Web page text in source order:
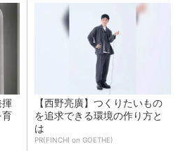
育
【西野亮廣】つくりたいもの
を追求できる環境の作り方と
は
PR(FINCHI on GOETHE)